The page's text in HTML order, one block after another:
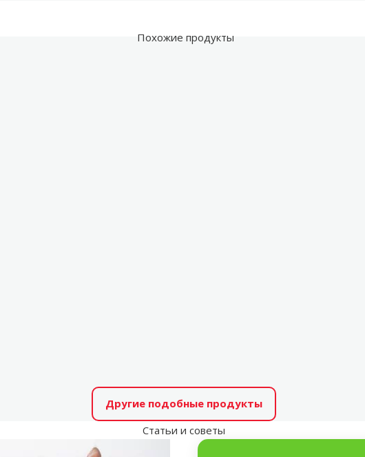
Похожие продукты
Другие подобные продукты
Статьи и советы